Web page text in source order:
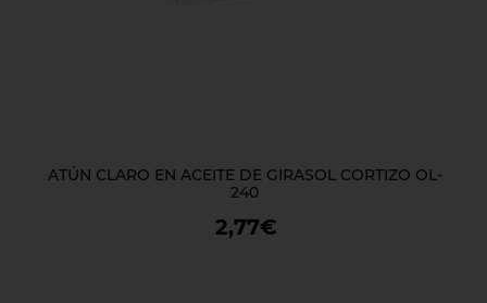
ATÚN CLARO EN ACEITE DE GIRASOL CORTIZO OL-
240
2,77€